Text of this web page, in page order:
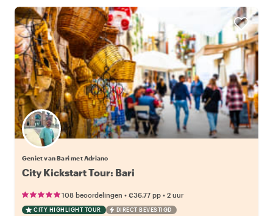
Geniet van Bari met Adriano
City Kickstart Tour: Bari
108 beoordelingen • €36.77 pp • 2 uur
CITY HIGHLIGHT TOUR DIRECT BEVESTIGD